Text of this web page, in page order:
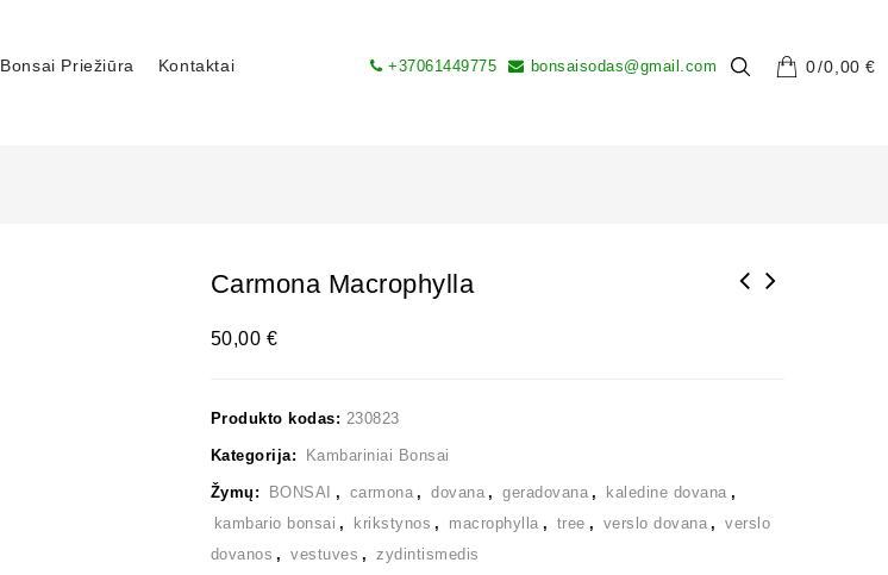
Bonsai Priežiūra Kontaktai 0 0,00€
+37061449775 bonsaisodas@gmail.com
Carmona Macrophylla
50,00€
Produkto kodas: 230823
Kategorija: Kambariniai Bonsai
Žymų: BONSAI , carmona , dovana , geradovana , kaledine dovana ,
kambario bonsai , krikstynos , macrophylla , tree , verslo dovana ,
verslo
dovanos , vestuves , zydintismedis